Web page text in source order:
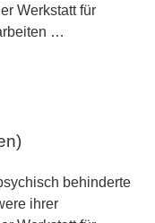
Werkstatt für
…
behinderte
ihrer